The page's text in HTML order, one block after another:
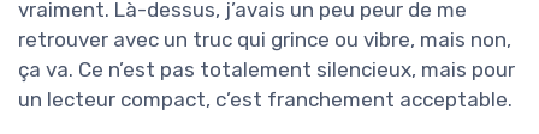
vraiment. Là-dessus, j’avais un peu peur de me
retrouver avec un truc qui grince ou vibre, mais non,
ça va. Ce n’est pas totalement silencieux, mais pour
un lecteur compact, c’est franchement acceptable.